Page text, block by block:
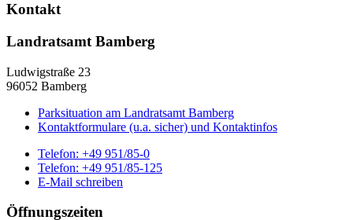
Kontakt
Landratsamt Bamberg
Ludwigstraße 23
96052 Bamberg
Parksituation am Landratsamt Bamberg
Kontaktformulare (u.a. sicher) und Kontaktinfos
Telefon: +49 951/85-0
Telefon: +49 951/85-125
E-Mail schreiben
Öffnungszeiten